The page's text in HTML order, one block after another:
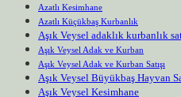
Azatlı Kesimhane
Azatlı Küçükbaş Kurbanlık
Aşık Veysel adaklık kurbanlık
Aşık Veysel Adak ve Kurban
Aşık Veysel Adak ve Kurban Satışı
Aşık Veysel Büyükbaş Hayvan
Aşık Veysel Kesimhane